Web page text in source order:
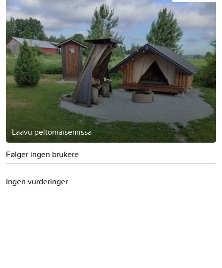
Laavu peltomaisemissa
Følger ingen brukere
Ingen vurderinger